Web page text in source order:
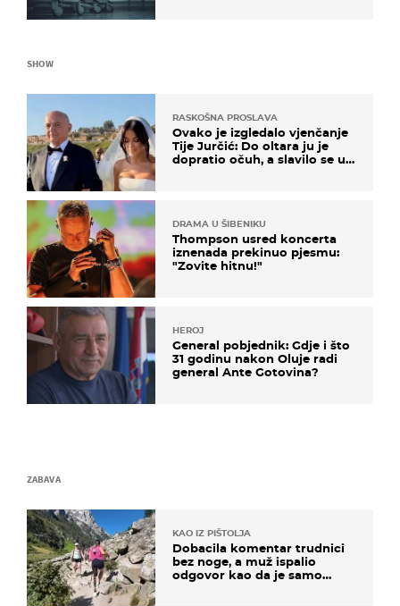
SHOW
RASKOŠNA PROSLAVA
Ovako je izgledalo vjenčanje
Tije Jurčić: Do oltara ju je
dopratio očuh, a slavilo se uz
DRAMA U ŠIBENIKU
Thompson usred koncerta
iznenada prekinuo pjesmu:
"Zovite hitnu!"
HEROJ
General pobjednik: Gdje i što
31 godinu nakon Oluje radi
general Ante Gotovina?
ZABAVA
KAO IZ PIŠTOLJA
Dobacila komentar trudnici
bez noge, a muž ispalio
odgovor kao da je samo